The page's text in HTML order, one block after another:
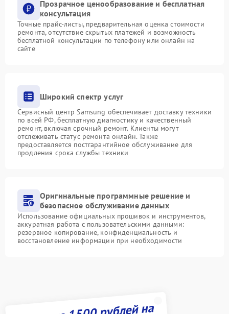
Прозрачное ценообразование и бесплатная
консультация
Точные прайс-листы, предварительная оценка стоимости
ремонта, отсутствие скрытых платежей и возможность
бесплатной консультации по телефону или онлайн на
сайте
Широкий спектр услуг
Сервисный центр Samsung обеспечивает доставку техники
по всей РФ, бесплатную диагностику и качественный
ремонт, включая срочный ремонт. Клиенты могут
отслеживать статус ремонта онлайн. Также
предоставляется постгарантийное обслуживание для
продления срока службы техники
Оригинальные программные решение и
безопасное обслуживание данных
Использование официальных прошивок и инструментов,
аккуратная работа с пользовательскими данными:
резервное копирование, конфиденциальность и
восстановление информации при необходимости